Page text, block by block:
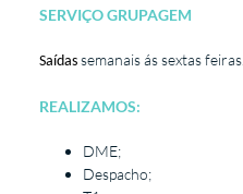
SERVIÇO GRUPAGEM
Saídassemanais ás sextas feiras.
REALIZAMOS:
DME;
Despacho;